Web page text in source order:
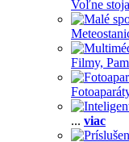
Voľne
Filmy,
... viac